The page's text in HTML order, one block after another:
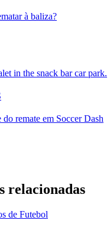
relacionadas